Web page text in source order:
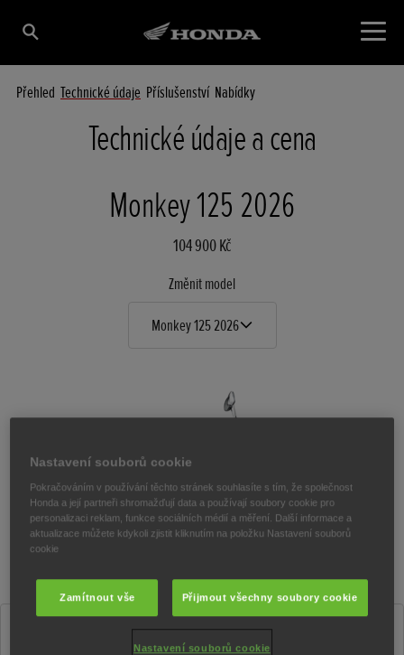
Přehled Technické údaje Příslušenství Nabídky
Technické údaje a cena
Monkey 125 2026
104 900 Kč
Změnit model
Monkey 125 2026
Matt Gunpowder Black Metallic
Nastavení souborů cookie
Pokračováním v používání těchto stránek souhlasíte s tím, že společnost
Honda a její partneři shromažďují data a používají soubory cookie pro
personalizaci reklam, funkce sociálních médií a měření. Další informace a
aktualizace můžete kdykoli zjistit kliknutím na položku Nastavení souborů
cookie
Zamítnout vše Přijmout všechny soubory cookie
Nastavení souborů cookie